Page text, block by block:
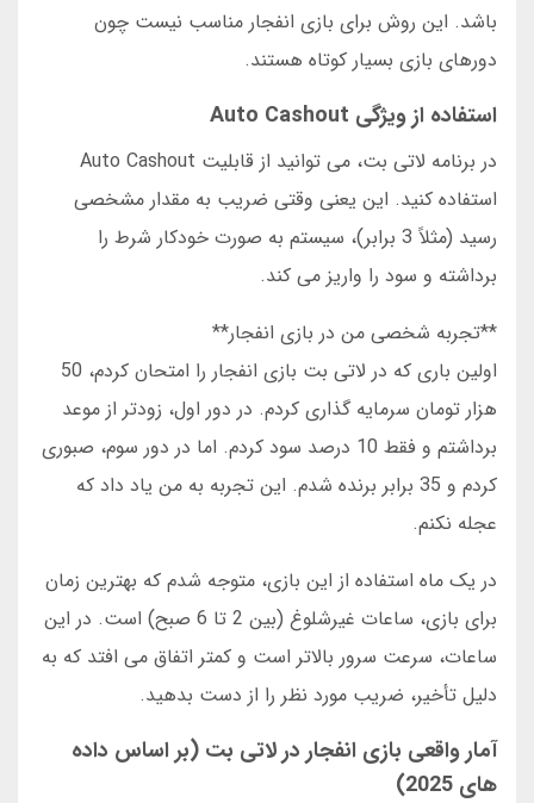
باشد. این روش برای بازی انفجار مناسب نیست چون
دورهای بازی بسیار کوتاه هستند.
استفاده از ویژگی Auto Cashout
در برنامه لاتی بت، می توانید از قابلیت Auto Cashout
استفاده کنید. این یعنی وقتی ضریب به مقدار مشخصی
رسید (مثلاً 3 برابر)، سیستم به صورت خودکار شرط را
برداشته و سود را واریز می کند.
**تجربه شخصی من در بازی انفجار**
اولین باری که در لاتی بت بازی انفجار را امتحان کردم، 50
هزار تومان سرمایه گذاری کردم. در دور اول، زودتر از موعد
برداشتم و فقط 10 درصد سود کردم. اما در دور سوم، صبوری
کردم و 35 برابر برنده شدم. این تجربه به من یاد داد که
عجله نکنم.
در یک ماه استفاده از این بازی، متوجه شدم که بهترین زمان
برای بازی، ساعات غیرشلوغ (بین 2 تا 6 صبح) است. در این
ساعات، سرعت سرور بالاتر است و کمتر اتفاق می افتد که به
دلیل تأخیر، ضریب مورد نظر را از دست بدهید.
آمار واقعی بازی انفجار در لاتی بت (بر اساس داده
های 2025)